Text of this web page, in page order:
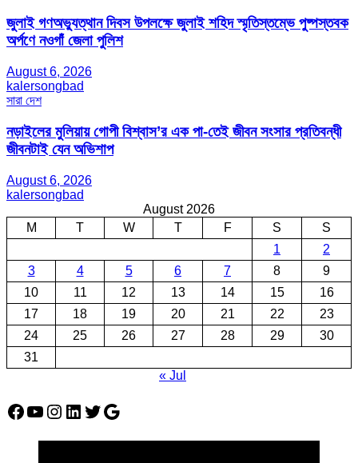
জুলাই গণঅভ্যুত্থান দিবস উপলক্ষে জুলাই শহিদ স্মৃতিস্তম্ভে পুষ্পস্তবক
অর্পণে নওগাঁ জেলা পুলিশ
August 6, 2026
kalersongbad
সারা দেশ
নড়াইলের মুলিয়ায় গোপী বিশ্বাস’র এক পা-তেই জীবন সংসার প্রতিবন্ধী
জীবনটাই যেন অভিশাপ
August 6, 2026
kalersongbad
August 2026
M
T W T F S
S
1
2
3
4 5 6 7 8
9
10
11 12 13 14 15
16
17
18 19 20 21 22
23
24
25 26 27 28 29
30
31
« Jul
Facebook
YouTube
Instagram
LinkedIn
Twitter
Google